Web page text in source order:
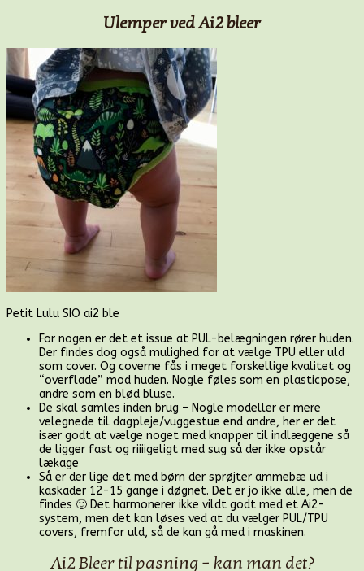
Ulemper ved Ai2 bleer
Petit Lulu SIO ai2 ble
For nogen er det et issue at PUL-belægningen rører huden.
Der findes dog også mulighed for at vælge TPU eller uld
som cover. Og coverne fås i meget forskellige kvalitet og
“overflade” mod huden. Nogle føles som en plasticpose,
andre som en blød bluse.
De skal samles inden brug – Nogle modeller er mere
velegnede til dagpleje/vuggestue end andre, her er det
især godt at vælge noget med knapper til indlæggene så
de ligger fast og riiiigeligt med sug så der ikke opstår
lækage
Så er der lige det med børn der sprøjter ammebæ ud i
kaskader 12-15 gange i døgnet. Det er jo ikke alle, men de
findes 🙂 Det harmonerer ikke vildt godt med et Ai2-
system, men det kan løses ved at du vælger PUL/TPU
covers, fremfor uld, så de kan gå med i maskinen.
Ai2 Bleer til pasning – kan man det?